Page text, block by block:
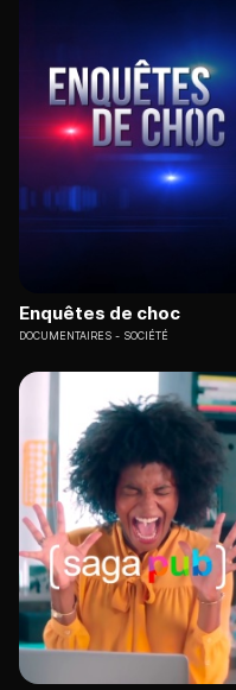
Enquêtes de choc
DOCUMENTAIRES SOCIÉTÉ